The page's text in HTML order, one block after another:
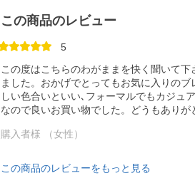
この商品のレビュー
5
この度はこちらのわがままを快く聞いて
ました。おかげでとってもお気に入りの
しい色合いといい､フォーマルでもカジュ
なので良いお買い物でした。どうもありが
購入者様 （女性）
この商品のレビューをもっと見る